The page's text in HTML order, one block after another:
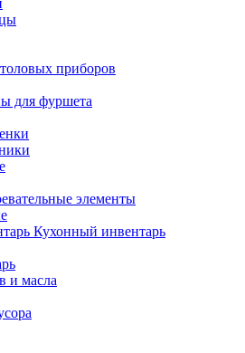
приборов
для фуршета
элементы
Кухонный инвентарь
и масла